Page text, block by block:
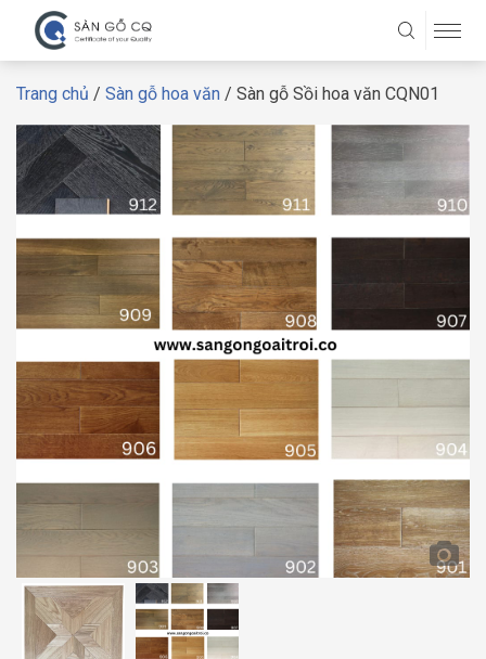
Trang chủ / Sàn gỗ hoa văn / Sàn gỗ Sồi hoa văn CQN01